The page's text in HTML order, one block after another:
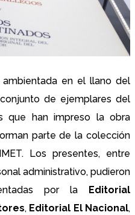
en el llano del
de ejemplares del
que han impreso la obra
parte de la colección
Los presentes, entre
administrativo, pudieron
por la Editorial
, Editorial El Nacional,